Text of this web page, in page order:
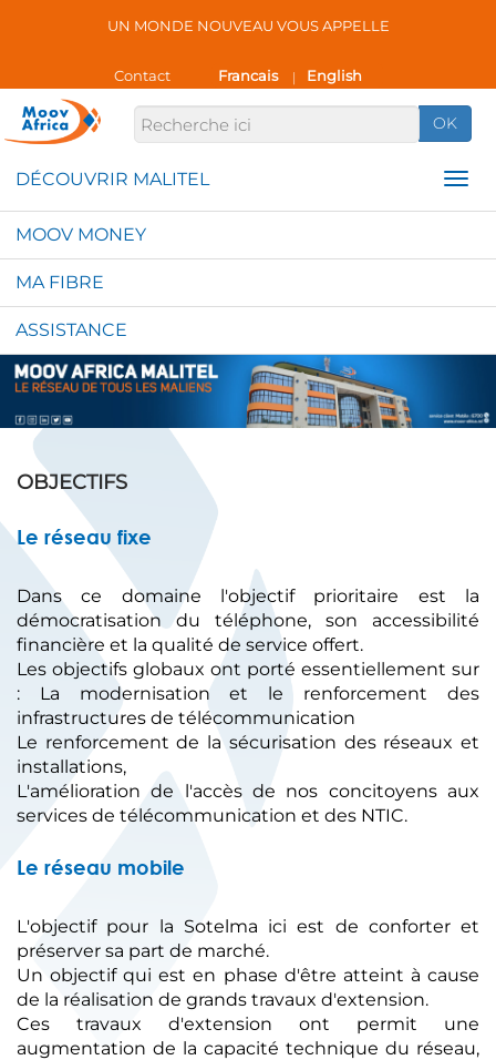
UN MONDE NOUVEAU VOUS APPELLE
Contact Francais | English
OK
MOOV MONEY
MA FIBRE
ASSISTANCE
OBJECTIFS
Le réseau fixe
Dans ce domaine l'objectif prioritaire est la
démocratisation du téléphone, son accessibilité
financière et la qualité de service offert.
Les objectifs globaux ont porté essentiellement sur
: La modernisation et le renforcement des
infrastructures de télécommunication
Le renforcement de la sécurisation des réseaux et
installations,
L'amélioration de l'accès de nos concitoyens aux
services de télécommunication et des NTIC.
Le réseau mobile
L'objectif pour la Sotelma ici est de conforter et
préserver sa part de marché.
Un objectif qui est en phase d'être atteint à cause
de la réalisation de grands travaux d'extension.
Ces travaux d'extension ont permit une
augmentation de la capacité technique du réseau,